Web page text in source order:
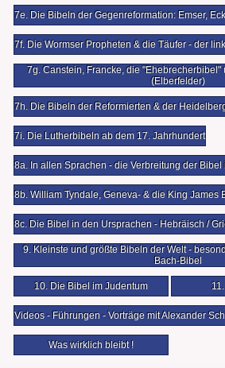
7e. Die Bibeln der Gegenreformation: Emser,
7f. Die Wormser Propheten & die Täufer - der
7g. Canstein, Francke, die
(Elberfelder)
7h. Die Bibeln der Reformierten & der
7i. Die Lutherbibeln ab dem 17. Jahrhundert
8a. In allen Sprachen - die Verbreitung der Bibel
8b. William Tyndale, Geneva- & die King James
8c. Die Bibel in den Ursprachen - Hebräisch /
9. Kleinste und größte Bibeln der Welt -
Bach-Bibel
10. Die Bibel im Judentum
Videos - Führungen - Vorträge mit Alexander
Was wirklich bleibt !